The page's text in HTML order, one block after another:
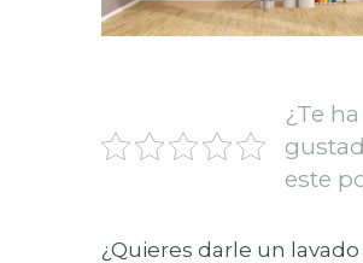
¿Te ha
este
¿Quieres darle un